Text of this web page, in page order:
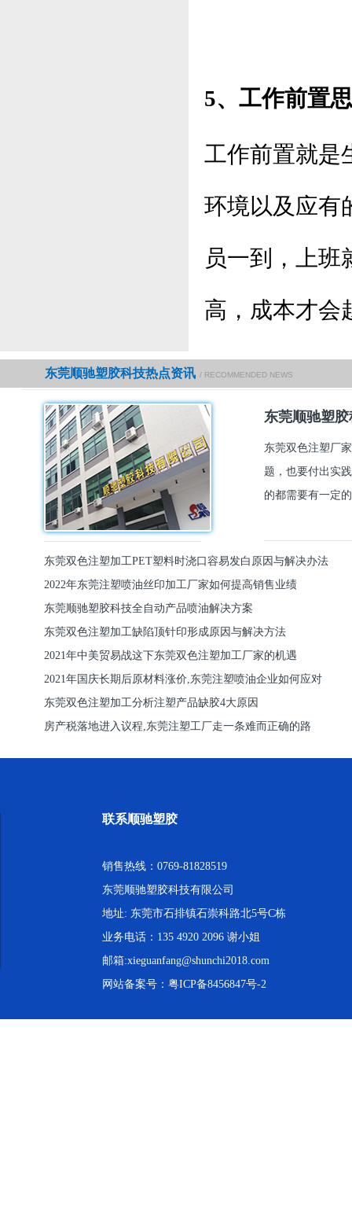
5、工作前置
工作前置就是
环境以及应有
员一到，上班
高，成本才会
东莞顺驰塑胶科技热点资讯 / RECOMMENDED NEWS
东莞顺驰塑
东莞双色注塑厂
题，也要付出实
的都需要有一定
东莞双色注塑加工PET塑料时浇口容易发白原因与解决办法
2022年东莞注塑喷油丝印加工厂家如何提高销售业绩
东莞顺驰塑胶科技全自动产品喷油解决方案
东莞双色注塑加工缺陷顶针印形成原因与解决方法
2021年中美贸易战这下东莞双色注塑加工厂家的机遇
2021年国庆长期后原材料涨价,东莞注塑喷油企业如何应对
东莞双色注塑加工分析注塑产品缺胶4大原因
房产税落地进入议程,东莞注塑工厂走一条难而正确的路
联系顺驰塑胶
销售热线：0769-81828519
东莞顺驰塑胶科技有限公司
地址: 东莞市石排镇石崇科路北5号C栋
业务电话：135 4920 2096 谢小姐
邮箱:xieguanfang@shunchi2018.com
网站备案号： 粤ICP备8456847号-2